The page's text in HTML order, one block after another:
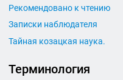
Рекомендовано к чтению
Записки наблюдателя
Тайная козацкая наука.
Терминология